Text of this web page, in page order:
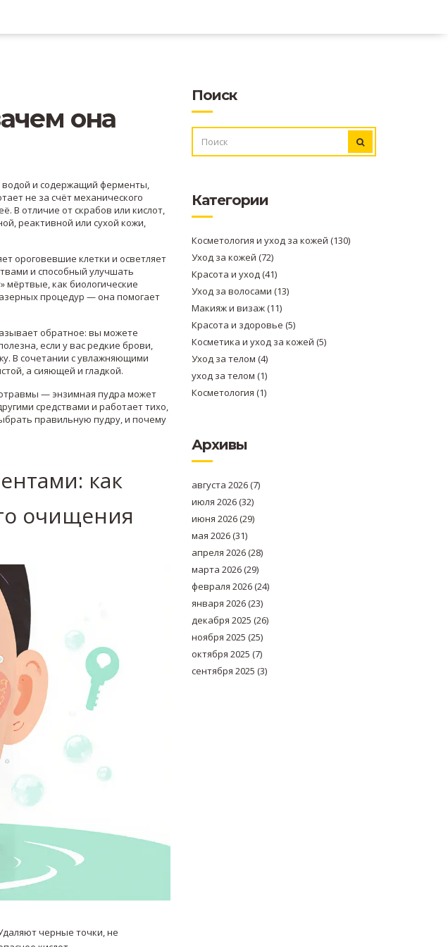
она
и содержащий ферменты,
не за счёт механического
В отличие от скрабов или кислот,
реактивной или сухой кожи,
ороговевшие клетки и осветляет
и способный улучшать
мёртвые, как биологические
процедур — она помогает
обратное: вы можете
если у вас редкие брови,
В сочетании с увлажняющими
а сияющей и гладкой.
— энзимная пудра может
средствами и работает тихо,
правильную пудру, и почему
как
очищения
черные точки, не
Поиск
Категории
Косметология и уход за кожей (130)
Уход за кожей (72)
Красота и уход(41)
Уход за волосами (13)
Макияж и визаж(11)
Красота и здоровье (5)
Косметика и уход за кожей (5)
Уход за телом (4)
уход за телом (1)
Косметология (1)
Архивы
августа 2026(7)
июля 2026(32)
июня 2026(29)
мая 2026(31)
апреля 2026(28)
марта 2026(29)
февраля 2026(24)
января 2026(23)
декабря 2025 (26)
ноября 2025 (25)
октября 2025 (7)
сентября 2025 (3)